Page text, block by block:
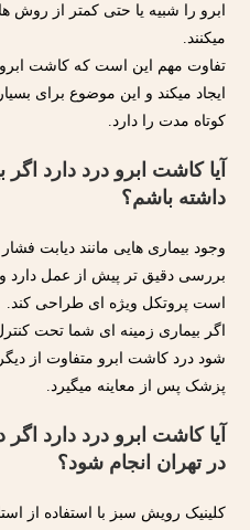
ابرو را شبیه یا حتی کمتر از
میکنند.
تفاوت مهم این است که کاشت ابرو
ایجاد میکند و این موضوع برای
کوتاه مدت را دارد.
آیا کاشت ابرو درد دارد اگر
داشته باشم؟
وجود بیماری هایی مانند دیابت
بررسی دقیق تر پیش از عمل دارد
است پروتکل ویژه ای طراحی کند.
اگر بیماری زمینه ای شما تحت
شود درد کاشت ابرو متفاوت از
پزشک پس از معاینه میگیرد.
آیا کاشت ابرو درد دارد
در تهران انجام شود؟
کلینیک رویش سبز با استفاده از